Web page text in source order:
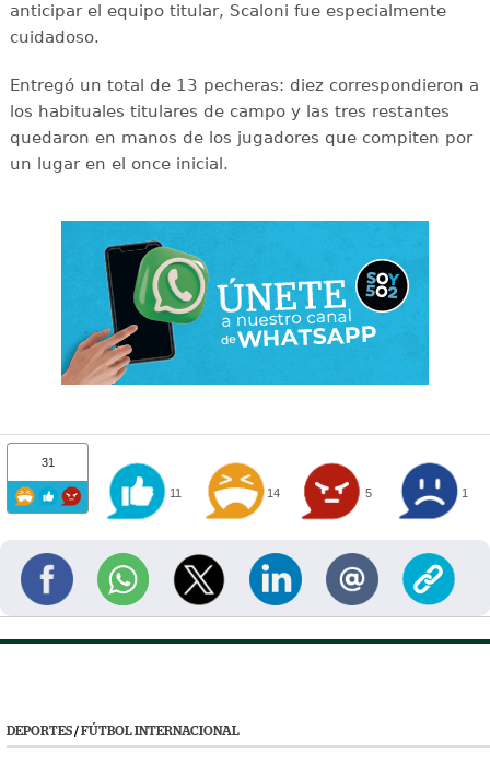
anticipar el equipo titular, Scaloni fue especialmente
cuidadoso.
Entregó un total de 13 pecheras: diez correspondieron a
los habituales titulares de campo y las tres restantes
quedaron en manos de los jugadores que compiten por
un lugar en el once inicial.
31
11 14 5 1
DEPORTES/FÚTBOL INTERNACIONAL